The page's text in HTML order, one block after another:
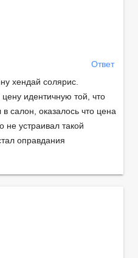
Ответ
хендай солярис.
идентичную той, что
салон, оказалось что цена
устраивал такой
оправдания